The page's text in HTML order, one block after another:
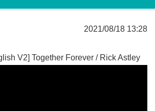
2021/08/18 13:28
V2] Together Forever / Rick Astley